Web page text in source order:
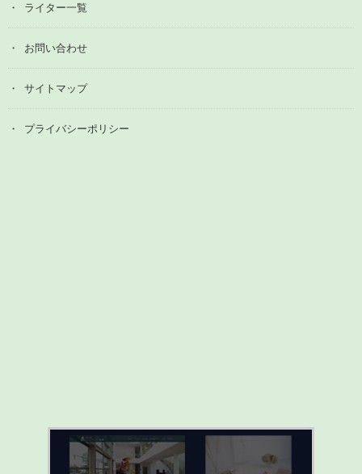
ライター一覧
お問い合わせ
サイトマップ
プライバシーポリシー